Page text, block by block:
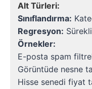
Alt Türleri:
Sınıflandırma:
Regresyon:
Örnekler:
E-posta spam
Görüntüde nesne
Hisse senedi fiyat